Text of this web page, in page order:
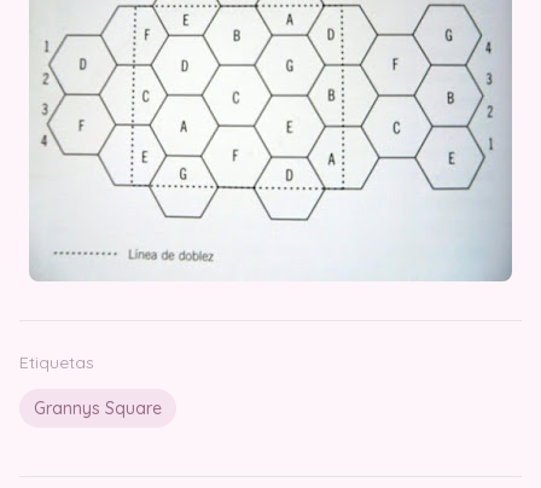
Etiquetas
Grannys Square